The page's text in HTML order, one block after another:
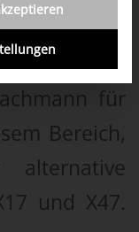
für
Bereich,
und X47.